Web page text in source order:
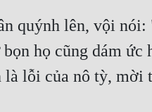
quýnh lên, vội
họ cũng dám ức
lỗi của nô tỳ, mời